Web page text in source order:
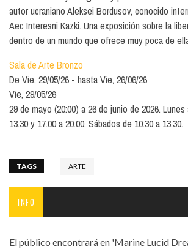
autor ucraniano Aleksei Bordusov, conocido
Aec Interesni Kazki. Una exposición sobre la
dentro de un mundo que ofrece muy poca de
Sala de Arte Bronzo
De Vie, 29/05/26 hastaVie, 26/06/26
Vie, 29/05/26
29 de mayo (20:00) a 26 de junio de 2026.
13.30 y 17.00 a 20.00. Sábados de 10.30 a 13.30.
TAGS ARTE
INFO
El público encontrará en 'Marine Lucid